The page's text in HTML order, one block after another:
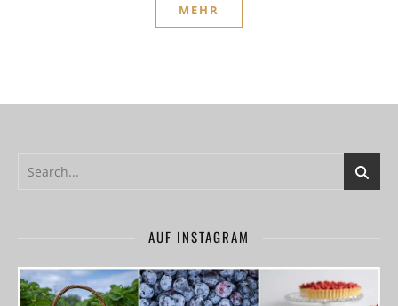
MEHR
AUF INSTAGRAM